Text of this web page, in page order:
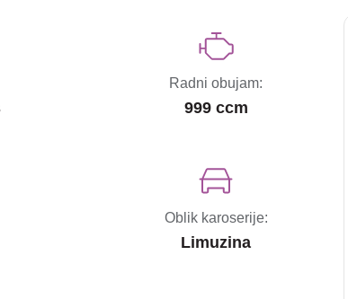
Radni obujam:
999 ccm
Oblik karoserije:
Limuzina